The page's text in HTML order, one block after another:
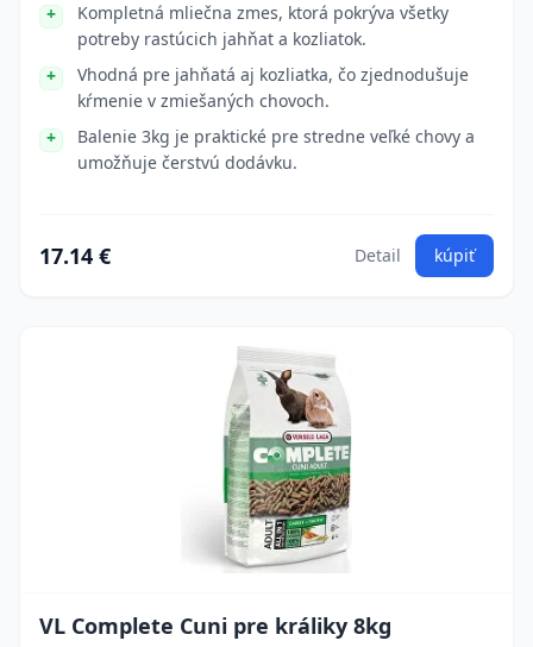
Kompletná mliečna zmes, ktorá pokrýva všetky
potreby rastúcich jahňat a kozliatok.
Vhodná pre jahňatá aj kozliatka, čo zjednodušuje
kŕmenie v zmiešaných chovoch.
Balenie 3kg je praktické pre stredne veľké chovy a
umožňuje čerstvú dodávku.
17.14 € Detail kúpiť
VL Complete Cuni pre králiky 8kg